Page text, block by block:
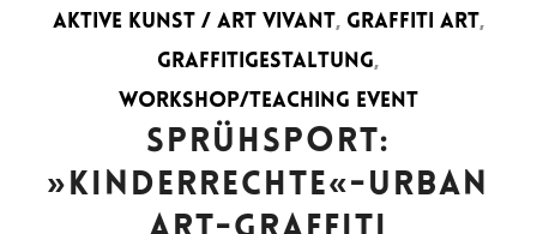
AKTIVE KUNST / ART VIVANT, GRAFFITI ART,
GRAFFITIGESTALTUNG,
WORKSHOP/TEACHING EVENT
SPRÜHSPORT:
»KINDERRECHTE«-URBAN